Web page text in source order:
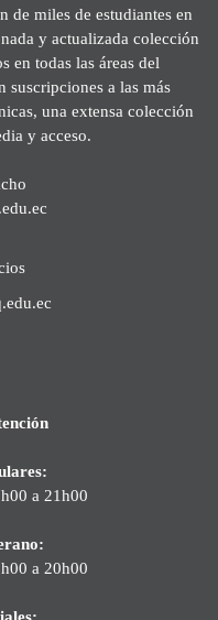
de miles de estudiantes en
y actualizada colección
en todas las áreas del
suscripciones a las más
una extensa colección
y acceso.
a 21h00
a 20h00